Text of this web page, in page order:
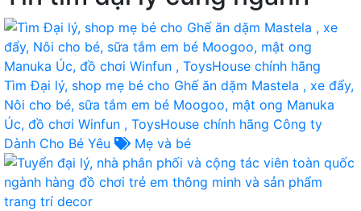
Tìm Đại lý, shop mẹ bé cho Ghế ăn dặm Mastela , xe đẩy,
Nôi cho bé, sữa tắm em bé Moogoo, mật ong Manuka
Úc, đồ chơi Winfun , ToysHouse chính hãng Công ty
Dành Cho Bé Yêu
Mẹ và bé